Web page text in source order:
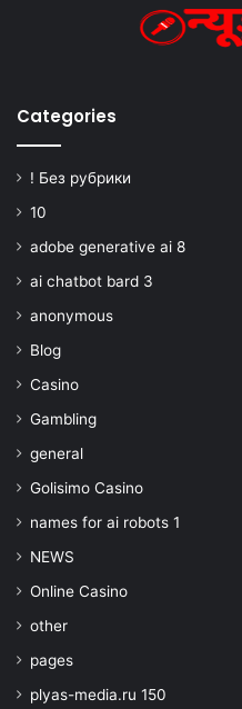
Categories
! Без рубрики
10
adobe generative ai 8
ai chatbot bard 3
anonymous
Blog
Casino
Gambling
general
Golisimo Casino
names for ai robots 1
NEWS
Online Casino
other
pages
plyas-media.ru 150